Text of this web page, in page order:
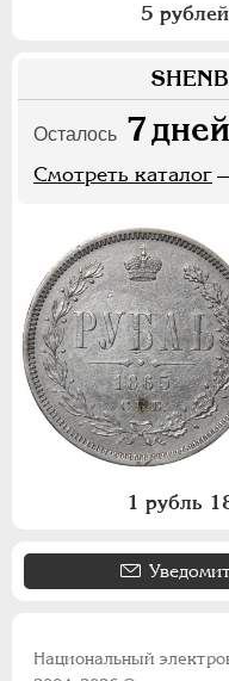
5
Осталось 7дней
Смотреть каталог
1 рубль
Национальный